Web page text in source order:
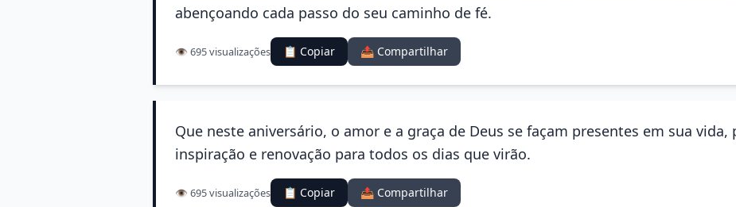
abençoando cada passo do seu caminho de fé.
👁️ 695 visualizações 📋 Copiar 📤 Compartilhar
Que neste aniversário, o amor e a graça de Deus se façam presentes em sua vida,
inspiração e renovação para todos os dias que virão.
👁️ 695 visualizações 📋 Copiar 📤 Compartilhar